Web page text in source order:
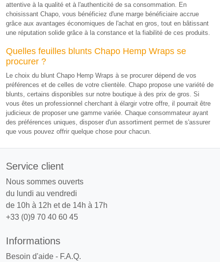
attentive à la qualité et à l'authenticité de sa consommation. En
choisissant Chapo, vous bénéficiez d'une marge bénéficiaire accrue
grâce aux avantages économiques de l'achat en gros, tout en bâtissant
une réputation solide grâce à la constance et la fiabilité de ces produits.
Quelles feuilles blunts Chapo Hemp Wraps se
procurer ?
Le choix du blunt Chapo Hemp Wraps à se procurer dépend de vos
préférences et de celles de votre clientèle. Chapo propose une variété de
blunts, certains disponibles sur notre boutique à des prix de gros. Si
vous êtes un professionnel cherchant à élargir votre offre, il pourrait être
judicieux de proposer une gamme variée. Chaque consommateur ayant
des préférences uniques, disposer d'un assortiment permet de s'assurer
que vous pouvez offrir quelque chose pour chacun.
Service client
Nous sommes ouverts
du lundi au vendredi
de 10h à 12h et de 14h à 17h
+33 (0)9 70 40 60 45
Informations
Besoin d'aide - F.A.Q.